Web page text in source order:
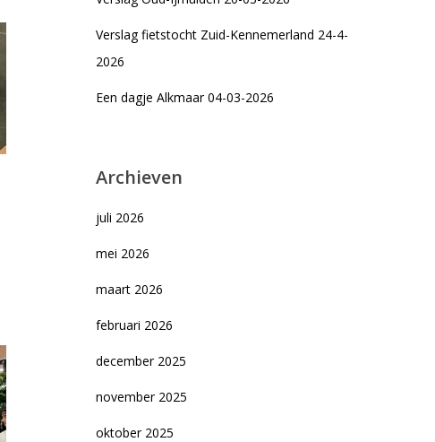
Verslag fietstocht Zuid-Kennemerland 24-4-
2026
Een dagje Alkmaar 04-03-2026
Archieven
juli 2026
mei 2026
maart 2026
februari 2026
december 2025
november 2025
oktober 2025